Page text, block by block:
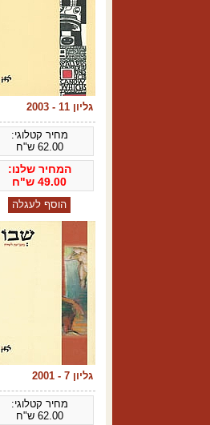
גליון 11 - 2003
מחיר קטלוגי:
62.00 ש"ח
המחיר שלנו:
49.00 ש"ח
גליון 7 - 2001
מחיר קטלוגי:
62.00 ש"ח